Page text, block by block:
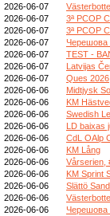
2026-06-07
2026-06-07
3ª PCOP
2026-06-07
3ª PCOP
2026-06-07
Черешова
2026-06-07
TEST -
2026-06-07
Latvijas
2026-06-07
Ques 2026
2026-06-06
Midtjysk
2026-06-06
KM
2026-06-06
Swedish
2026-06-06
LD baixas
2026-06-06
CdL OAlp
2026-06-06
KM Lång
2026-06-06
Vårserien,
2026-06-06
KM Sprint
2026-06-06
Slättö
2026-06-06
2026-06-06
Черешова